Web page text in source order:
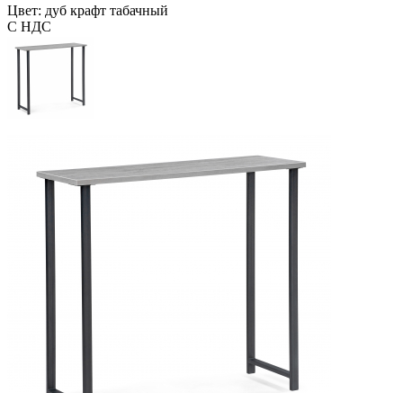
Цвет: дуб крафт табачный
С НДС